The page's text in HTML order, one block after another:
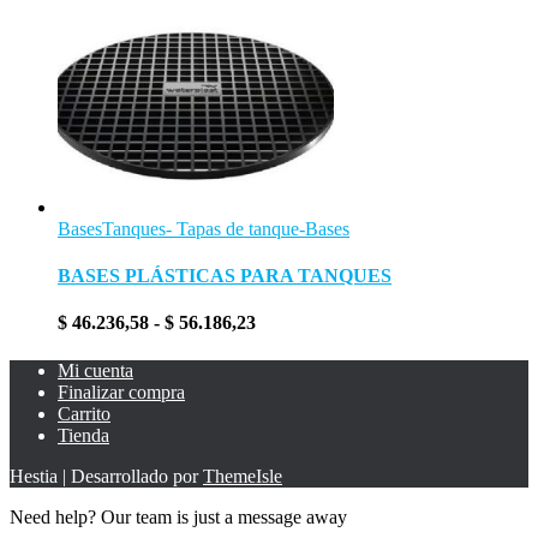
BasesTanques- Tapas de tanque-Bases
BASES PLÁSTICAS PARA TANQUES
$ 46.236,58 - $ 56.186,23Rango
precios:
Mi cuenta
Finalizar compra
Carrito
Tienda
Hestia | Desarrollado porThemeIsle
Need help? Our team is just a message away